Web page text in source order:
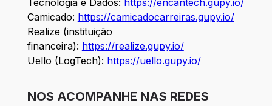
Camicado: https://camicadocarreiras.gupy.io/
Realize (instituição
financeira): https://realize.gupy.io/
Uello (LogTech): https://uello.gupy.io/
NOS ACOMPANHE NAS REDES